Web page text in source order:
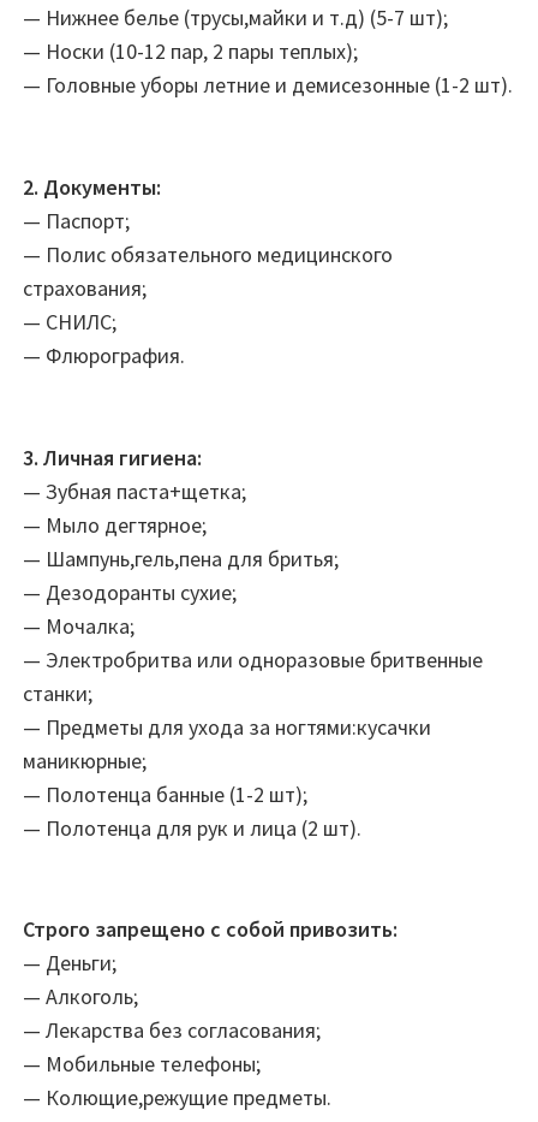
— Нижнее белье (трусы,майки и т.д) (5-7 шт);
— Носки (10-12 пар, 2 пары теплых);
— Головные уборы летние и демисезонные (1-2 шт).
2. Документы:
— Паспорт;
— Полис обязательного медицинского
страхования;
— СНИЛС;
— Флюрография.
3. Личная гигиена:
— Зубная паста+щетка;
— Мыло дегтярное;
— Шампунь,гель,пена для бритья;
— Дезодоранты сухие;
— Мочалка;
— Электробритва или одноразовые бритвенные
станки;
— Предметы для ухода за ногтями:кусачки
маникюрные;
— Полотенца банные (1-2 шт);
— Полотенца для рук и лица (2 шт).
Строго запрещено с собой привозить:
— Деньги;
— Алкоголь;
— Лекарства без согласования;
— Мобильные телефоны;
— Колющие,режущие предметы.